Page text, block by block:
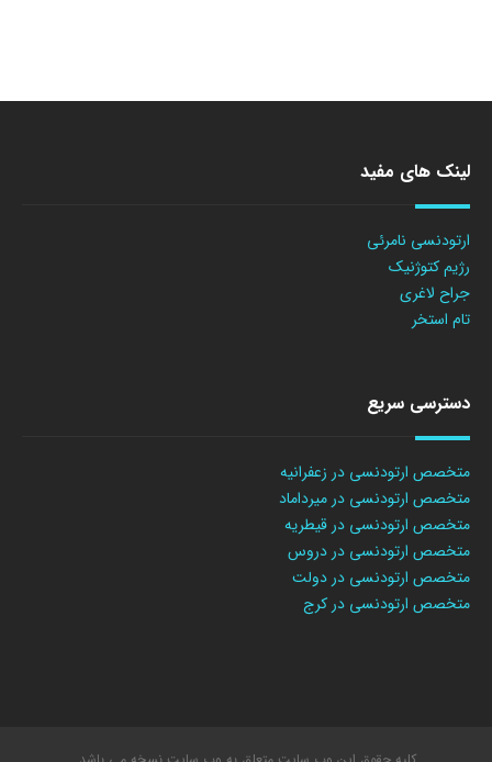
لینک های مفید
ارتودنسی نامرئی
رژیم کتوژنیک
جراح لاغری
تام استخر
دسترسی سریع
متخصص ارتودنسی در زعفرانیه
متخصص ارتودنسی در میرداماد
متخصص ارتودنسی در قیطریه
متخصص ارتودنسی در دروس
متخصص ارتودنسی در دولت
متخصص ارتودنسی در کرج